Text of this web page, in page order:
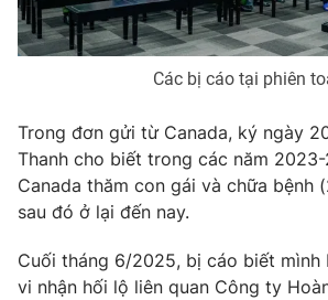
Email:toasoan@vtv.vn
Liên hệ quảng cáo:024-7300.7108
Các bị cáo tại phiên
Trong đơn gửi từ Canada, ký ngày
Thanh cho biết trong các năm
Canada thăm con gái và chữa bệnh
sau đó ở lại đến nay.
Cuối tháng 6/2025, bị cáo biết mình
vi nhận hối lộ liên quan Công ty